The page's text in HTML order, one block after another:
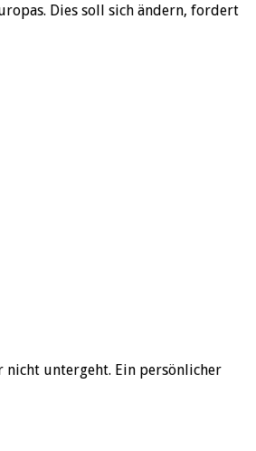
Dies soll sich ändern, fordert
nicht untergeht. Ein persönlicher